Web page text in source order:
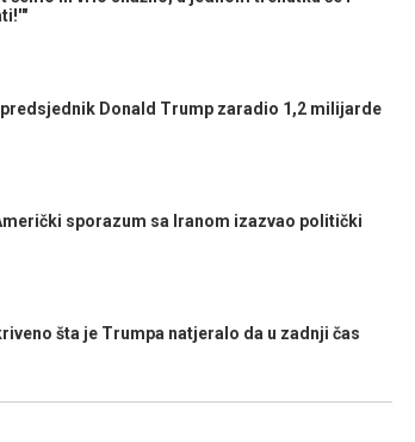
predsjednik Donald Trump zaradio 1,2 milijarde
Američki sporazum sa Iranom izazvao politički
šta je Trumpa natjeralo da u zadnji čas